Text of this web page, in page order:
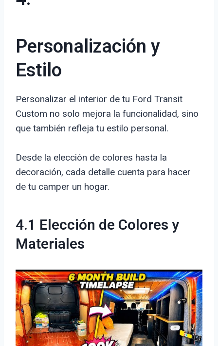
Personalización y
Estilo
Personalizar el interior de tu Ford Transit
Custom no solo mejora la funcionalidad, sino
que también refleja tu estilo personal.
Desde la elección de colores hasta la
decoración, cada detalle cuenta para hacer
de tu camper un hogar.
4.1 Elección de Colores y
Materiales